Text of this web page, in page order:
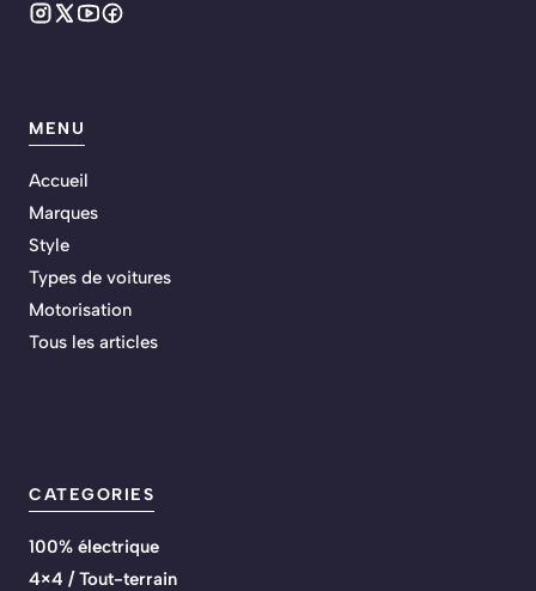
MENU
Accueil
Marques
Style
Types de voitures
Motorisation
Tous les articles
CATEGORIES
100% électrique
4×4 / Tout-terrain